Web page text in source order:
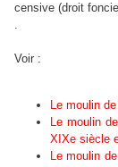
censive (droit
.
Voir :
Le moulin
Le moulin
XIXe siècle
Le moulin